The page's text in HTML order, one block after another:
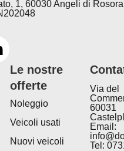
1, 60030 Angeli di Rosora
Le nostre
offerte
Noleggio
Veicoli usati
Nuovi veicoli
Via del
60031
Email:
Tel: